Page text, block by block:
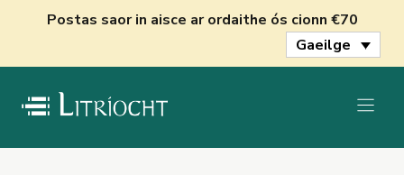
Postas saor in aisce ar ordaithe ós cionn €70
Gaeilge